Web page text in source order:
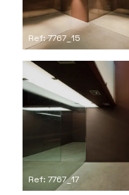
Ref: 7767_15
Ref: 7767_17